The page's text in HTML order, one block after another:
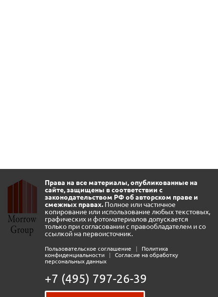
Права на все материалы, опубликованные на
сайте, защищены в соответствии с
законодательством РФ об авторском праве и
смежных правах. Полное или частичное
копирование или использование любых текстовых,
графических и фотоматериалов допускается
только при согласовании с правообладателем и со
ссылкой на первоисточник.
Пользовательское соглашение |
Политика
конфиденциальности
|
Согласие на обработку
персональных данных
+7 (495) 797-26-39